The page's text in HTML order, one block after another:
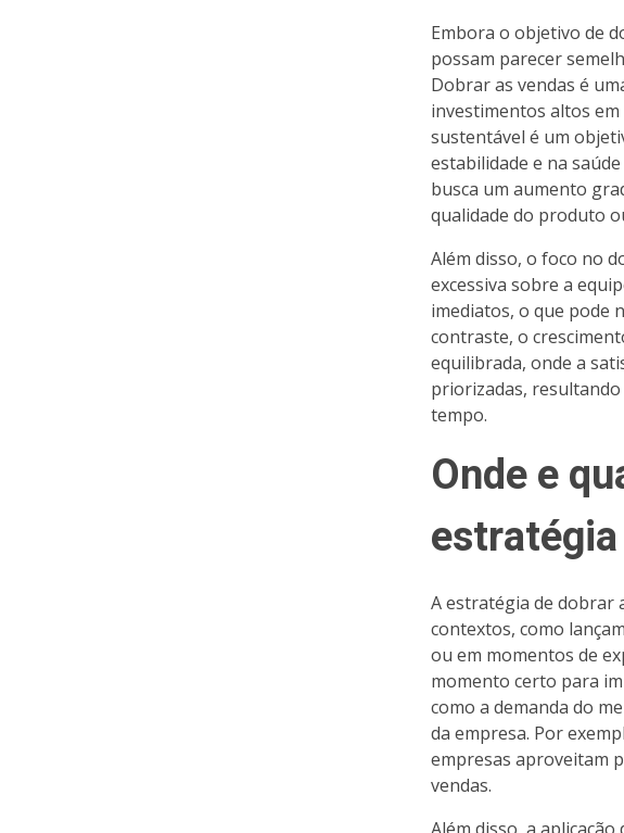
Embora o objetivo de
possam parecer
Dobrar as vendas é
investimentos altos
sustentável é um
estabilidade e na
busca um aumento
qualidade do produto
Além disso, o foco no
excessiva sobre a
imediatos, o que pode
contraste, o
equilibrada, onde a
priorizadas,
tempo.
Onde e
A estratégia de dobrar
contextos, como
ou em momentos de
momento certo para
como a demanda do
da empresa. Por
empresas aproveitam
vendas.